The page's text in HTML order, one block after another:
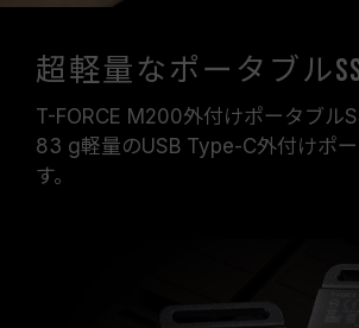
超軽量なポータブル
T-FORCE M200外付けポータブル
83 g軽量のUSB Type-C外付けポ
す。